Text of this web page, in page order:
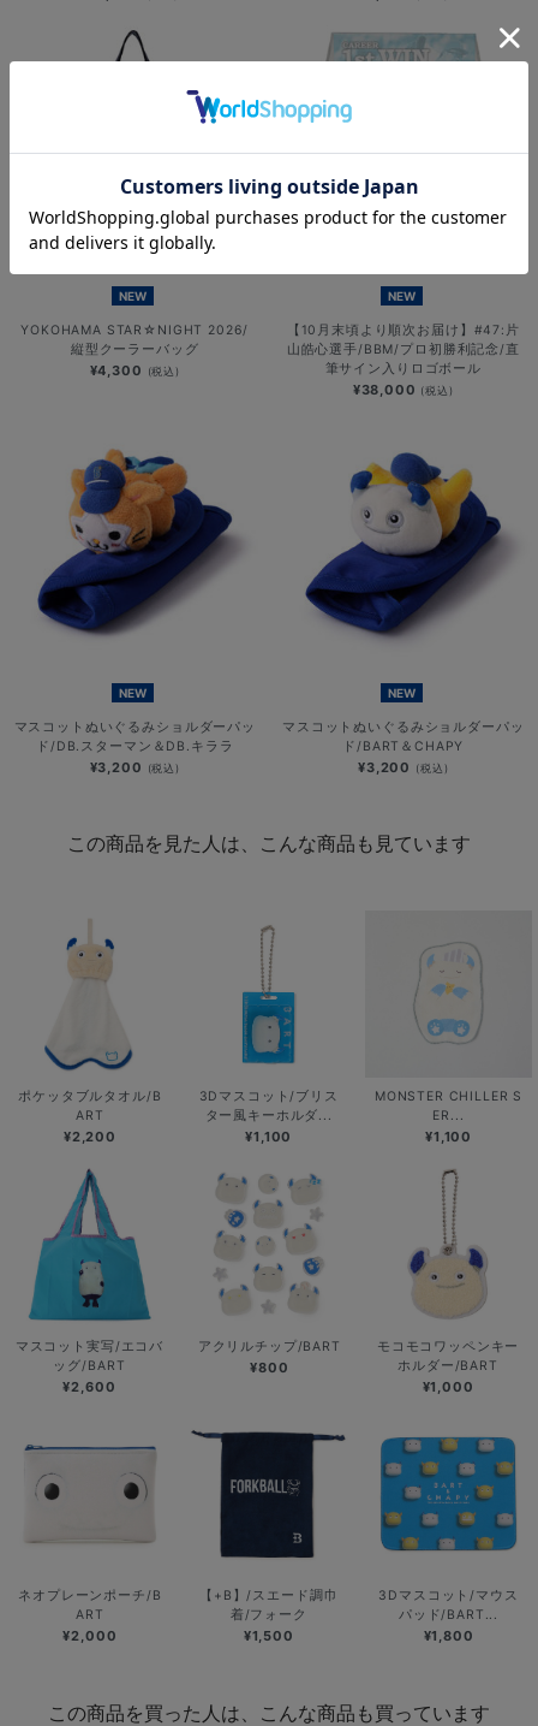
NEW
YOKOHAMA STAR☆NIGHT 2026/
縦型クーラーバッグ
¥4,300 (税込)
NEW
【10月末頃より順次お届け】#47:片
山皓心選手/BBM/プロ初勝利記念/直
筆サイン入りロゴボール
¥38,000 (税込)
NEW
マスコットぬいぐるみショルダーパッ
ド/DB.スターマン＆DB.キララ
¥3,200 (税込)
NEW
マスコットぬいぐるみショルダーパッ
ド/BART＆CHAPY
¥3,200 (税込)
この商品を見た人は、こんな商品も見ています
ポケッタブルタオル/B
ART
¥2,200
3Dマスコット/ブリス
ター風キーホルダ...
¥1,100
MONSTER CHILLER S
ER...
¥1,100
マスコット実写/エコバ
ッグ/BART
¥2,600
アクリルチップ/BART
¥800
モコモコワッペンキー
ホルダー/BART
¥1,000
ネオプレーンポーチ/B
ART
¥2,000
【+B】/スエード調巾
着/フォーク
¥1,500
3Dマスコット/マウス
パッド/BART...
¥1,800
この商品を買った人は、こんな商品も買っています